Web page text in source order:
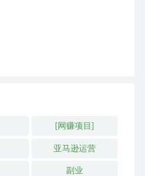
[网赚项目]
亚马逊运营
副业